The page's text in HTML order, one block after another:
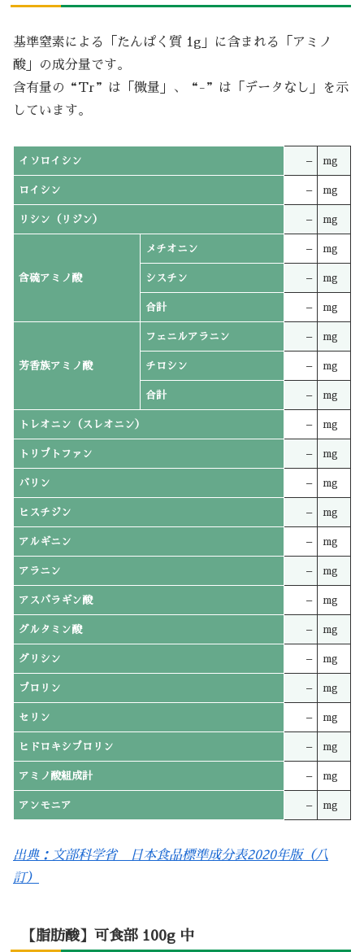
基準窒素による「たんぱく質 1g」に含まれる「アミノ
酸」の成分量です。
含有量の“Tr”は「微量」、“-”は「データなし」を示
しています。
イソロイシン – mg
ロイシン – mg
リシン（リジン） – mg
含硫アミノ酸
メチオニン – mg
シスチン – mg
合計 – mg
芳香族アミノ酸
フェニルアラニン – mg
チロシン – mg
合計 – mg
トレオニン（スレオニン） – mg
トリプトファン – mg
バリン – mg
ヒスチジン – mg
アルギニン – mg
アラニン – mg
アスパラギン酸 – mg
グルタミン酸 – mg
グリシン – mg
プロリン – mg
セリン – mg
ヒドロキシプロリン – mg
アミノ酸組成計 – mg
アンモニア – mg
出典：文部科学省 日本食品標準成分表2020年版（八
訂）
【脂肪酸】可食部 100g 中